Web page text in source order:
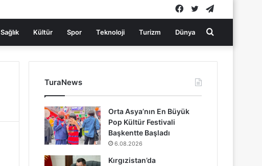
Twitter
Facebook
Sağlık Kültür Spor Teknoloji Turizm Dünya Arama
yap
TuraNews
Orta Asya’nın En Büyük
Pop Kültür Festivali
Başkentte Başladı
6.08.2026
Kırgızistan’da